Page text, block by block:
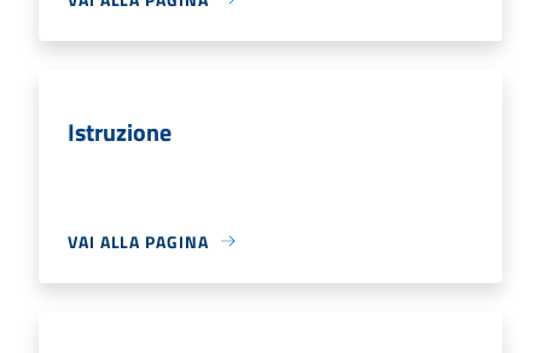
Istruzione
VAI ALLA PAGINA